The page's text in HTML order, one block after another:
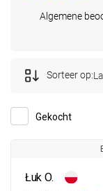
Algemene
Gekocht
Sorteer op:
Łuk O.